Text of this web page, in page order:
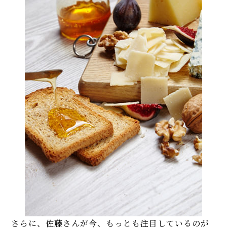
さらに、佐藤さんが今、もっとも注目しているのが